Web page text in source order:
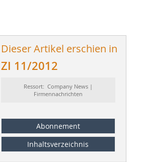
Dieser Artikel erschien in
ZI 11/2012
Ressort: Company News |
Firmennachrichten
Abonnement
Inhaltsverzeichnis